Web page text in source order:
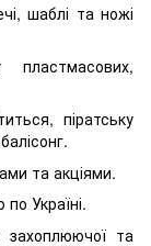
шаблі та ножі
піратську
та акціями.
Україні.
захоплюючої та